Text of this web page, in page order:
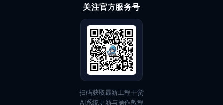
关注官方服务号
扫码获取最新工程干货
AI系统更新与操作教程